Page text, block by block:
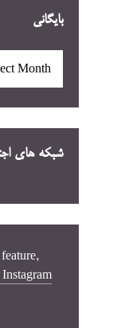
بایگانی
شبکه های